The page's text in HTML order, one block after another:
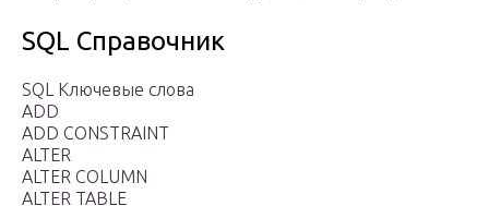
SQL Справочник
SQL Ключевые слова
ADD
ADD CONSTRAINT
ALTER
ALTER COLUMN
ALTER TABLE